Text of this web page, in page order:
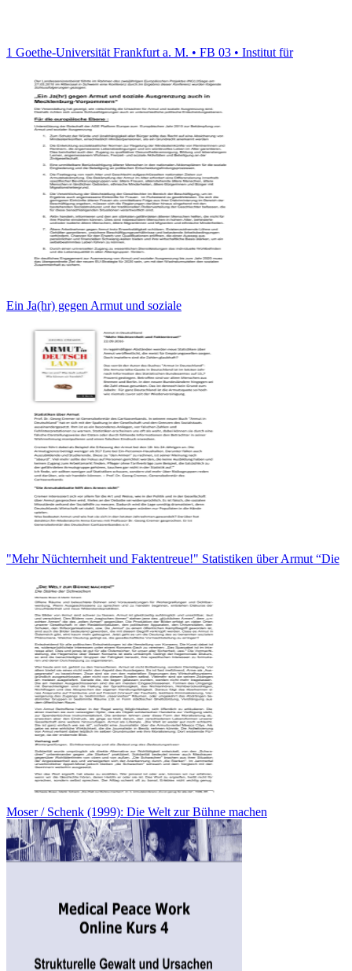
1 Goethe-Universität Frankfurt a. M. • FB 03 • Institut für
Ein Ja(hr) gegen Armut und soziale
"Mehr Nüchternheit und Faktentreue!" Statistiken über Armut “Die
Moser / Schenk (1999): Die Welt zur Bühne machen